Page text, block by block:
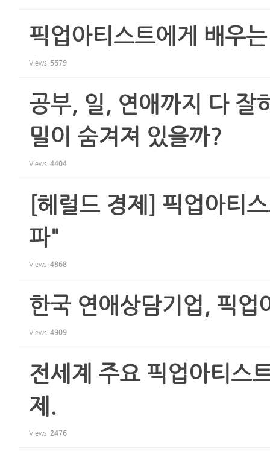
픽업아티스트에게 배우
Views 5679
공부, 일, 연애까지 다 잘
밀이 숨겨져 있을까?
Views 4404
[헤럴드 경제] 픽업아티
파"
Views 4868
한국 연애상담기업, 픽업
Views 4909
전세계 주요 픽업아티스
제.
Views 2476